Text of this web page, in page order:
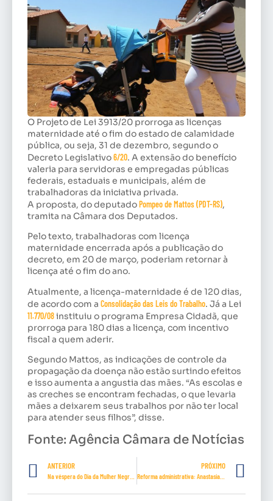
O Projeto de Lei 3913/20 prorroga as licenças
maternidade até o fim do estado de calamidade
pública, ou seja, 31 de dezembro, segundo o
Decreto Legislativo6/20. A extensão do benefício
valeria para servidoras e empregadas públicas
federais, estaduais e municipais, além de
trabalhadoras da iniciativa privada.
A proposta, do deputadoPompeo de Mattos (PDT-RS),
tramita na Câmara dos Deputados.
Pelo texto, trabalhadoras com licença
maternidade encerrada após a publicação do
decreto, em 20 de março, poderiam retornar à
licença até o fim do ano.
Atualmente, a licença-maternidade é de 120 dias,
de acordo com a Consolidação das Leis do Trabalho. Já a Lei
11.770/08instituiu o programa Empresa Cidadã, que
prorroga para 180 dias a licença, com incentivo
fiscal a quem aderir.
Segundo Mattos, as indicações de controle da
propagação da doença não estão surtindo efeitos
e isso aumenta a angustia das mães. “As escolas e
as creches se encontram fechadas, o que levaria
mães a deixarem seus trabalhos por não ter local
para atender seus filhos”, disse.
Fonte: Agência Câmara de Notícias
ANTERIOR PRÓXIMO
Reforma administrativa: Anastasia defende mudanças e Paim vê risco de retrocesso